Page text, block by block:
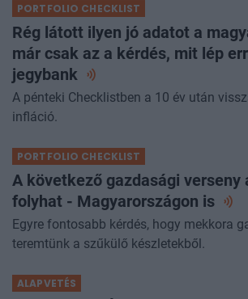
PORTFOLIO CHECKLIST
Rég látott ilyen jó adatot a
már csak az a kérdés, mit lép
jegybank
A pénteki Checklistben a 10 év után
infláció.
PORTFOLIO CHECKLIST
A következő gazdasági verseny
folyhat - Magyarországon is
Egyre fontosabb kérdés, hogy mekkora
teremtünk a szűkülő készletekből.
ALAPVETÉS